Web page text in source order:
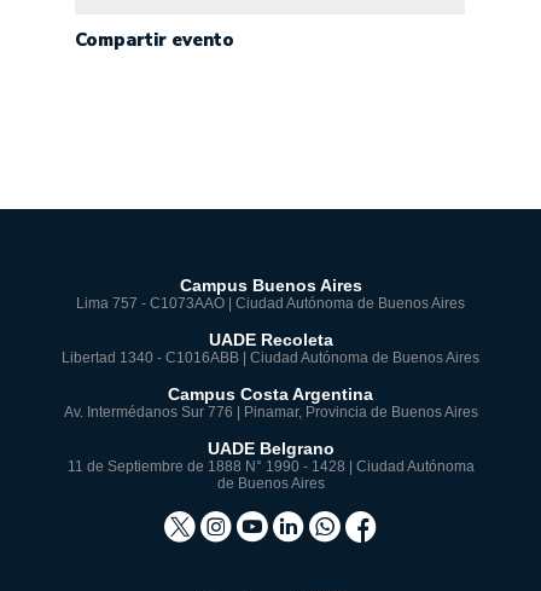
Compartir evento
Campus Buenos Aires
Lima 757 - C1073AAO | Ciudad Autónoma de Buenos Aires
UADE Recoleta
Libertad 1340 - C1016ABB | Ciudad Autónoma de Buenos Aires
Campus Costa Argentina
Av. Intermédanos Sur 776 | Pinamar, Provincia de Buenos Aires
UADE Belgrano
11 de Septiembre de 1888 N° 1990 - 1428 | Ciudad Autónoma
de Buenos Aires